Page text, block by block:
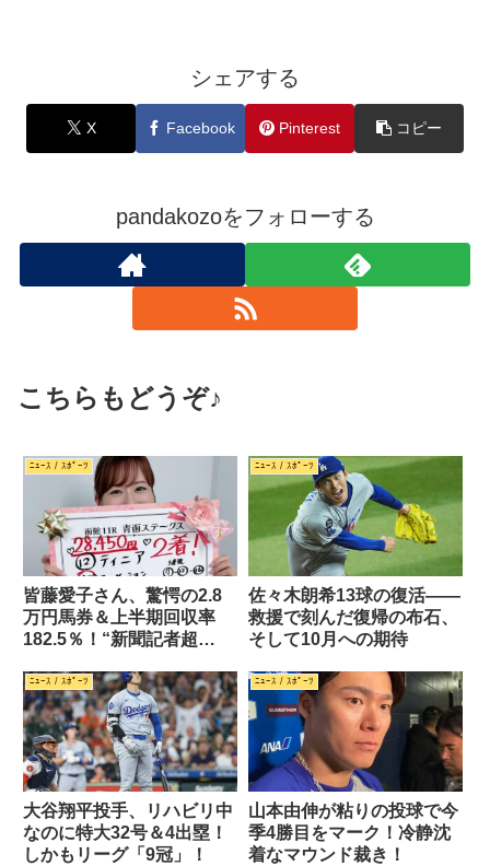
シェアする
X Facebook Pinterest コピー
pandakozoをフォローする
こちらもどうぞ♪
ﾆｭｰｽ / ｽﾎﾟｰﾂ
皆藤愛子さん、驚愕の2.8
万円馬券＆上半期回収率
182.5％！“新聞記者超
ﾆｭｰｽ / ｽﾎﾟｰﾂ
佐々木朗希13球の復活――
救援で刻んだ復帰の布石、
そして10月への期待
ﾆｭｰｽ / ｽﾎﾟｰﾂ
大谷翔平投手、リハビリ中
なのに特大32号＆4出塁！
しかもリーグ「9冠」！
ﾆｭｰｽ / ｽﾎﾟｰﾂ
山本由伸が粘りの投球で今
季4勝目をマーク！冷静沈
着なマウンド裁き！